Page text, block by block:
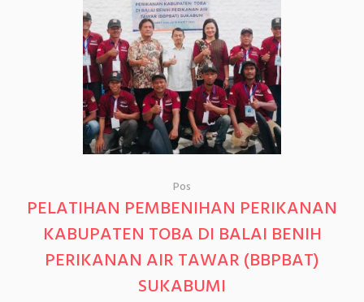
Pos
PELATIHAN PEMBENIHAN PERIKANAN
KABUPATEN TOBA DI BALAI BENIH
PERIKANAN AIR TAWAR (BBPBAT)
SUKABUMI